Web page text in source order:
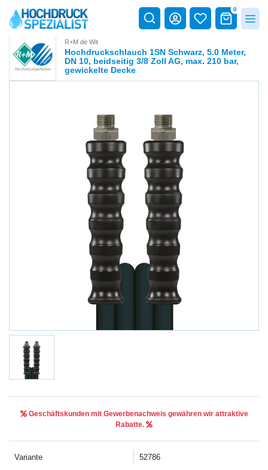
0
R+M de Wit
Hochdruckschlauch 1SN Schwarz, 5.0 Meter,
DN 10, beidseitig 3/8 Zoll AG, max. 210 bar,
gewickelte Decke
Geschäftskunden mit Gewerbenachweis gewähren wir attraktive
Rabatte.
Variante 52786